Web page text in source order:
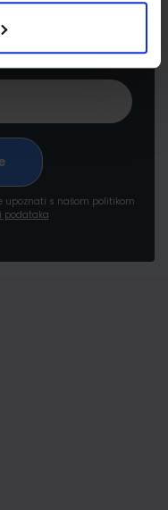
o novim
i drugim
upoznati s našom politikom
podataka